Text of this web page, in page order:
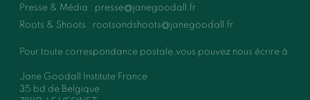
Presse & Média : presse@janegoodall.fr
Roots & Shoots : rootsandshoots@janegoodall.fr
Pour toute correspondance postale,vous pouvez nous écrire à
:
Jane Goodall Institute France
35 bd de Belgique